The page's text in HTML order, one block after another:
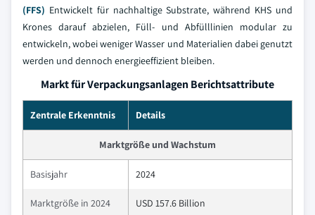
(FFS) Entwickelt für nachhaltige Substrate, während KHS und
Krones darauf abzielen, Füll- und Abfülllinien modular zu
entwickeln, wobei weniger Wasser und Materialien dabei genutzt
werden und dennoch energieeffizient bleiben.
Markt für Verpackungsanlagen Berichtsattribute
Zentrale Erkenntnis Details
Marktgröße und Wachstum
Basisjahr 2024
Marktgröße in 2024 USD 157.6 Billion